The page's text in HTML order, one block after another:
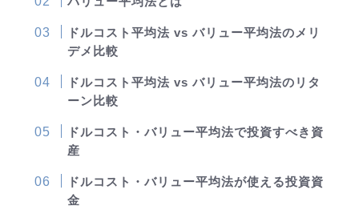
ドルコスト平均法 vs バリュー平均法のメリ
デメ比較
ドルコスト平均法 vs バリュー平均法のリタ
ーン比較
ドルコスト・バリュー平均法で投資すべき資
産
ドルコスト・バリュー平均法が使える投資資
金